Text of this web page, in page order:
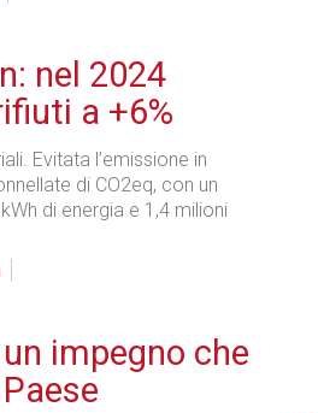
nel 2024
a +6%
Evitata l’emissione in
di CO2eq, con un
di energia e 1,4 milioni
impegno che